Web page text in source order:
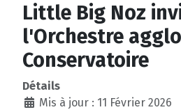
Little Big Noz
l'Orchestre
Conservatoire
Détails
Mis à jour : 11 Février 2026